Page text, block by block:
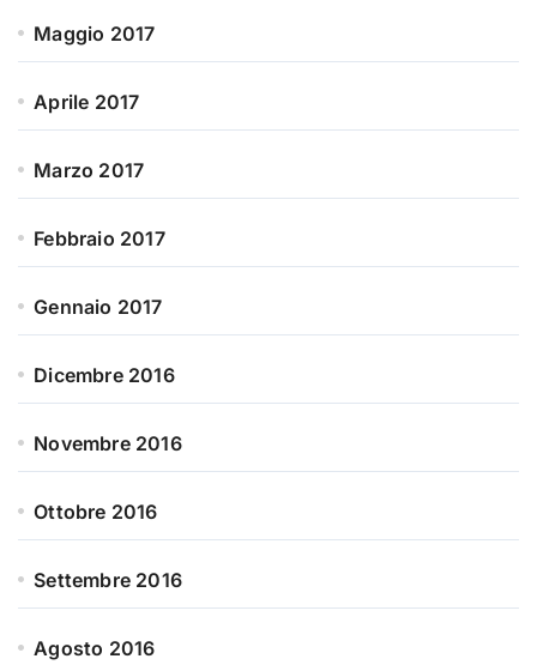
Maggio 2017
Aprile 2017
Marzo 2017
Febbraio 2017
Gennaio 2017
Dicembre 2016
Novembre 2016
Ottobre 2016
Settembre 2016
Agosto 2016